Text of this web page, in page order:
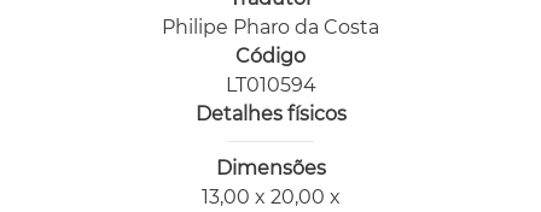
Philipe Pharo da Costa
Código
LT010594
Detalhes físicos
Dimensões
13,00 x 20,00 x